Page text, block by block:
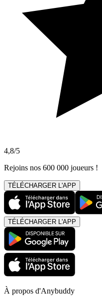
4,8/5
Rejoins nos 600 000 joueurs !
TÉLÉCHARGER L'APP
TÉLÉCHARGER L'APP
À propos d'Anybuddy